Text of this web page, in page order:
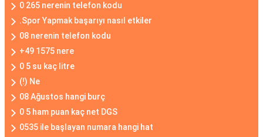
0 265 nerenin telefon kodu
.Spor Yapmak başarıyı nasıl etkiler
08 nerenin telefon kodu
+49 1575 nere
0 5 su kaç litre
(!) Ne
08 Ağustos hangi burç
0 5 ham puan kaç net DGS
0535 ile başlayan numara hangi hat